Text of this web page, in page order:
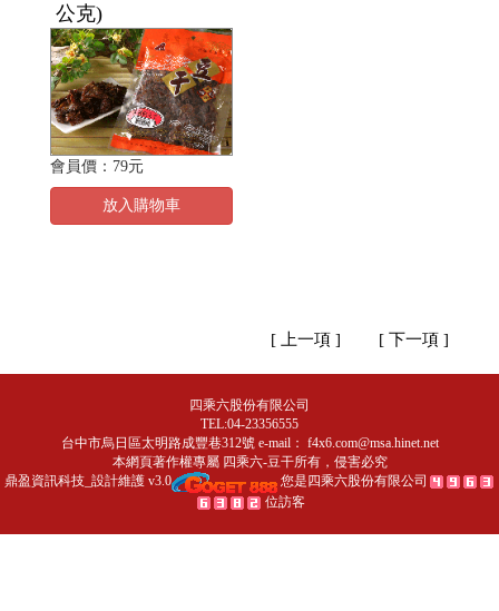
公克)
會員價：79元
放入購物車
[ 上一項 ] [ 下一項 ]
四乘六股份有限公司
TEL:04-23356555
台中市烏日區太明路成豐巷312號 e-mail： f4x6.com@msa.hinet.net
本網頁著作權專屬四乘六-豆干所有，侵害必究
鼎盈資訊科技_設計維護 v3.0
您是四乘六股份有限公司
位訪客